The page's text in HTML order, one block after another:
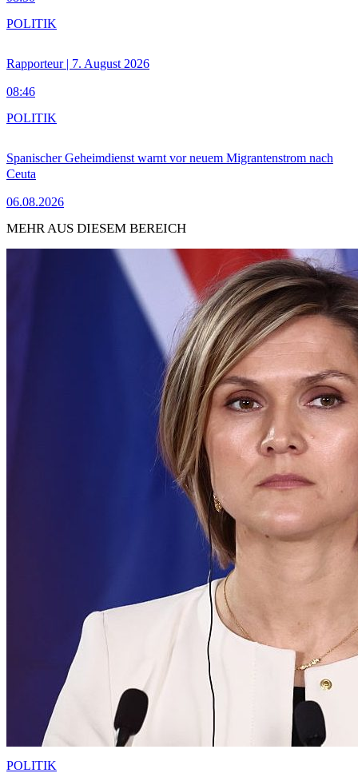
Rapporteur | 7. August 2026
08:46
POLITIK
Spanischer Geheimdienst warnt vor neuem Migrantenstrom nach
Ceuta
06.08.2026
POLITIK
MEHR AUS DIESEM BEREICH
POLITIK